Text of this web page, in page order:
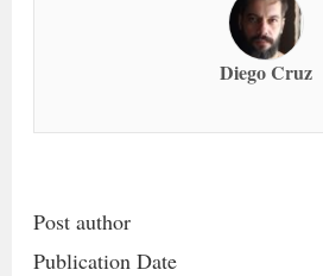
Diego Cruz
Post author
Publication Date